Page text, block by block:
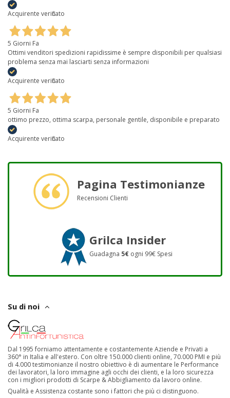
Acquirente verificato
5 Giorni Fa
Ottimi venditori spedizioni rapidissime è sempre disponibili per qualsiasi
problema senza mai lasciarti senza informazioni
Acquirente verificato
5 Giorni Fa
ottimo prezzo, ottima scarpa, personale gentile, disponibile e preparato
Acquirente verificato
Pagina Testimonianze
Recensioni Clienti
Grilca Insider
Guadagna 5€ ogni 99€ Spesi
Su di noi
Dal 1995 forniamo attentamente e costantemente Aziende e Privati a
360° in Italia e all'estero. Con oltre 150.000 clienti online, 70.000 PMI e più
di 4.000 testimonianze il nostro obiettivo è di aumentare le Performance
dei lavoratori, la loro immagine agli occhi dei clienti, e la loro sicurezza
con i migliori prodotti di Scarpe & Abbigliamento da lavoro online.
Qualità e Assistenza costante sono i fattori che più ci distinguono.